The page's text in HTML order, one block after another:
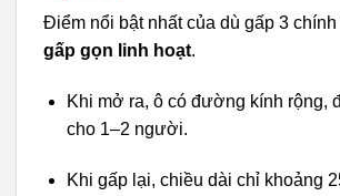
Điểm nổi bật nhất của dù gấp 3
gấp gọn linh hoạt.
Khi mở ra, ô có đường kính rộng,
cho 1–2 người.
Khi gấp lại, chiều dài chỉ khoảng